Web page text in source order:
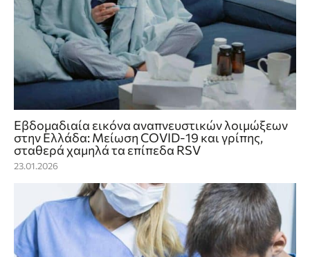
Εβδομαδιαία εικόνα αναπνευστικών λοιμώξεων
στην Ελλάδα: Μείωση COVID‑19 και γρίπης,
σταθερά χαμηλά τα επίπεδα RSV
23.01.2026